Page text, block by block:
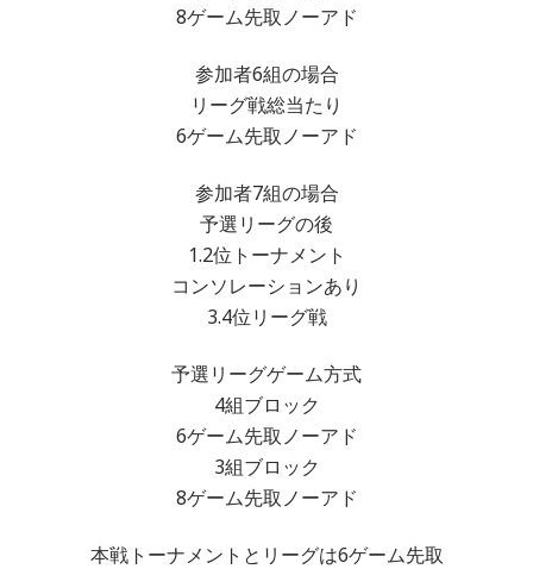
8ゲーム先取ノーアド
参加者6組の場合
リーグ戦総当たり
6ゲーム先取ノーアド
参加者7組の場合
予選リーグの後
1.2位トーナメント
コンソレーションあり
3.4位リーグ戦
予選リーグゲーム方式
4組ブロック
6ゲーム先取ノーアド
3組ブロック
8ゲーム先取ノーアド
本戦トーナメントとリーグは6ゲーム先取